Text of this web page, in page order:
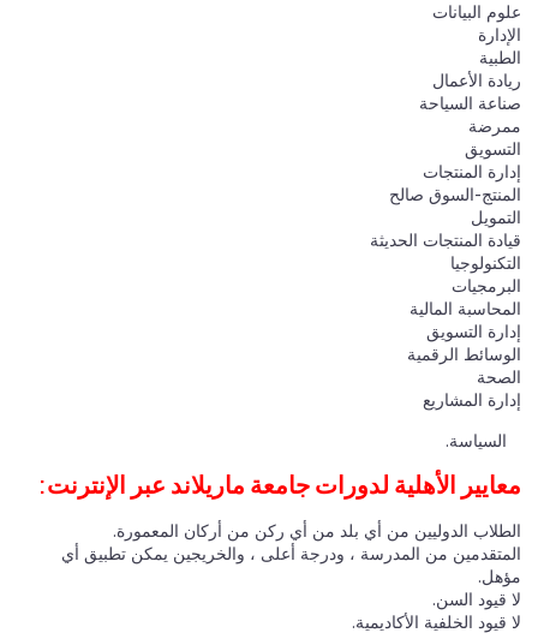
علوم البيانات
الإدارة
الطبية
ريادة الأعمال
صناعة السياحة
ممرضة
التسويق
إدارة المنتجات
المنتج-السوق صالح
التمويل
قيادة المنتجات الحديثة
التكنولوجيا
البرمجيات
المحاسبة المالية
إدارة التسويق
الوسائط الرقمية
الصحة
إدارة المشاريع
السياسة.
معايير الأهلية لدورات جامعة ماريلاند عبر الإنترنت:
الطلاب الدوليين من أي بلد من أي ركن من أركان المعمورة.
المتقدمين من المدرسة ، ودرجة أعلى ، والخريجين يمكن تطبيق أي
مؤهل.
لا قيود السن.
لا قيود الخلفية الأكاديمية.